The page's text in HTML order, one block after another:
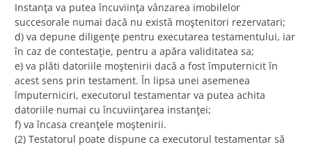
Instanţa va putea încuviinţa vânzarea imobilelor
succesorale numai dacă nu există moştenitori rezervatari;
d) va depune diligenţe pentru executarea testamentului, iar
în caz de contestaţie, pentru a apăra validitatea sa;
e) va plăti datoriile moştenirii dacă a fost împuternicit în
acest sens prin testament. În lipsa unei asemenea
împuterniciri, executorul testamentar va putea achita
datoriile numai cu încuviinţarea instanţei;
f) va încasa creanţele moştenirii.
(2) Testatorul poate dispune ca executorul testamentar să